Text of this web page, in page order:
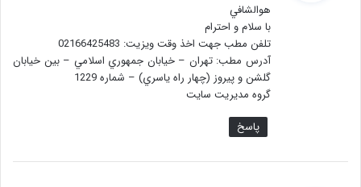
هوالشافي
با سلام و احترام
تلفن مطب جهت اخذ وقت ويزيت: 02166425483
آدرس مطب: تهران – خيابان جمهوري اسلامي – بين خيابان
گلشن و پيروز (چهار راه ياسري) – شماره 1229
گروه مدیریت سایت
پاسخ